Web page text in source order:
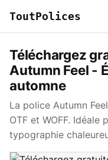
ToutPolices
Téléchargez
Autumn Feel -
automne
La police Autumn
OTF et WOFF. Idéale
typographie